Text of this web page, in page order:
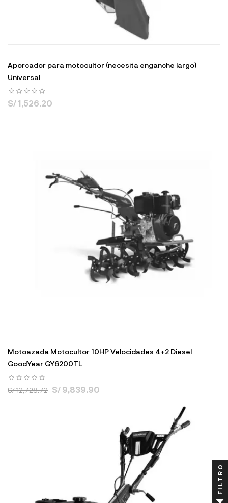
Aporcador para motocultor (necesita enganche largo)
Universal
S/ 1,526.20
Motoazada Motocultor 10HP Velocidades 4+2 Diesel
GoodYear GY6200TL
S/ 12,728.72 S/ 9,839.90
FILTRO